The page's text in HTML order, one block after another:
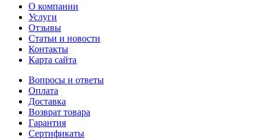
О компании
Услуги
Отзывы
Статьи и новости
Контакты
Карта сайта
Вопросы и ответы
Оплата
Доставка
Возврат товара
Гарантия
Сертификаты